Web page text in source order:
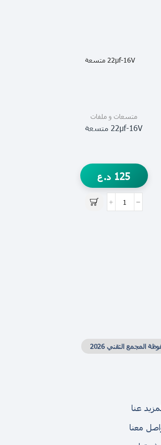
متسعات و ملفات
22µf-16V متسعة
125 د.ع
المجمع التقني 2026
عنا
معنا